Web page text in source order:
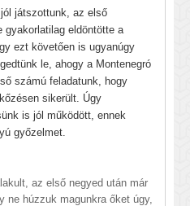
játszottunk, az első
gyakorlatilag eldöntötte a
ezt követően is ugyanúgy
le, ahogy a Montenegró
számú feladatunk, hogy
sikerült. Úgy
is jól működött, ennek
győzelmet.
az első negyed után már
ne húzzuk magunkra őket úgy,